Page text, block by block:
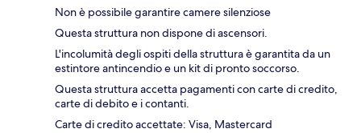
Non è possibile garantire camere silenziose
Questa struttura non dispone di ascensori.
L'incolumità degli ospiti della struttura è garantita da un
estintore antincendio e un kit di pronto soccorso.
Questa struttura accetta pagamenti con carte di credito,
carte di debito e i contanti.
Carte di credito accettate: Visa, Mastercard